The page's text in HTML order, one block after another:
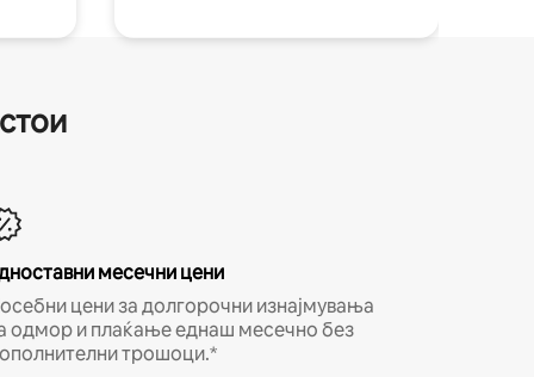
месечни цени
цени за долгорочни изнајмувања
одмор и плаќање еднаш месечно без
трошоци.*